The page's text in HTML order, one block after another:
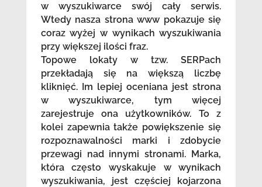
w wyszukiwarce swój cały serwis.
Wtedy nasza strona www pokazuje się
coraz wyżej w wynikach wyszukiwania
przy większej ilości fraz.
Topowe lokaty w tzw. SERPach
przekładają się na większą liczbę
kliknięć. Im lepiej oceniana jest strona
w wyszukiwarce, tym więcej
zarejestruje ona użytkowników. To z
kolei zapewnia także powiększenie się
rozpoznawalności marki i zdobycie
przewagi nad innymi stronami. Marka,
która często wyskakuje w wynikach
wyszukiwania, jest częściej kojarzona